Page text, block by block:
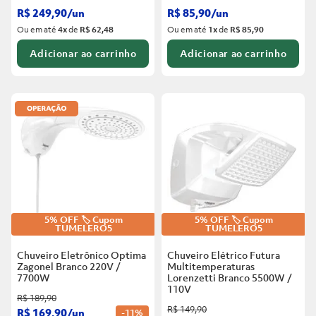
R$249,90/un
Ou em até4xde R$ 62,48
Adicionar ao carrinho
R$85,90/un
Ou em até 1xde R$ 85,90
Adicionar ao carrinho
5% OFF 🏷️ Cupom
TUMELERO5
Chuveiro Eletrônico Optima
Zagonel Branco 220V /
7700W
R$189,90
R$ 169,90/un -11%
5% OFF 🏷️ Cupom
TUMELERO5
Chuveiro Elétrico Futura
Multitemperaturas
Lorenzetti Branco 5500W /
110V
R$149,90